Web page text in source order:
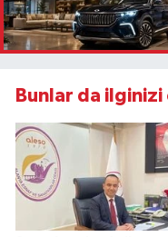
Bunlar da